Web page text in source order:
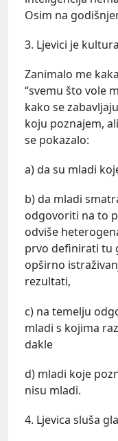
Osim na
3. Ljevici je
Zanimalo me
“svemu što vole
kako se
koju poznajem,
se pokazalo:
a) da su mladi
b) da mladi
odgovoriti na to
odviše
prvo definirati tu
opširno
rezultati,
c) na temelju
mladi s kojima
dakle
d) mladi koje
nisu mladi.
4. Ljevica sluša